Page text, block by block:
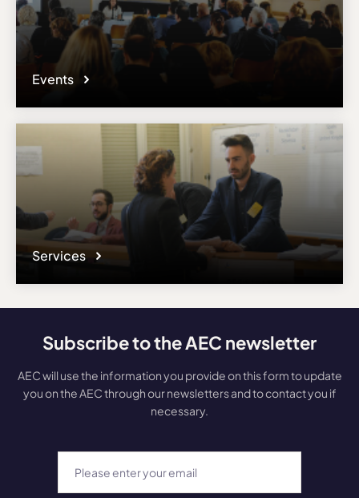
Events
Services
Subscribe to the AEC newsletter
AEC will use the information you provide on this form to update
you on the AEC through our newsletters and to contact you if
necessary.